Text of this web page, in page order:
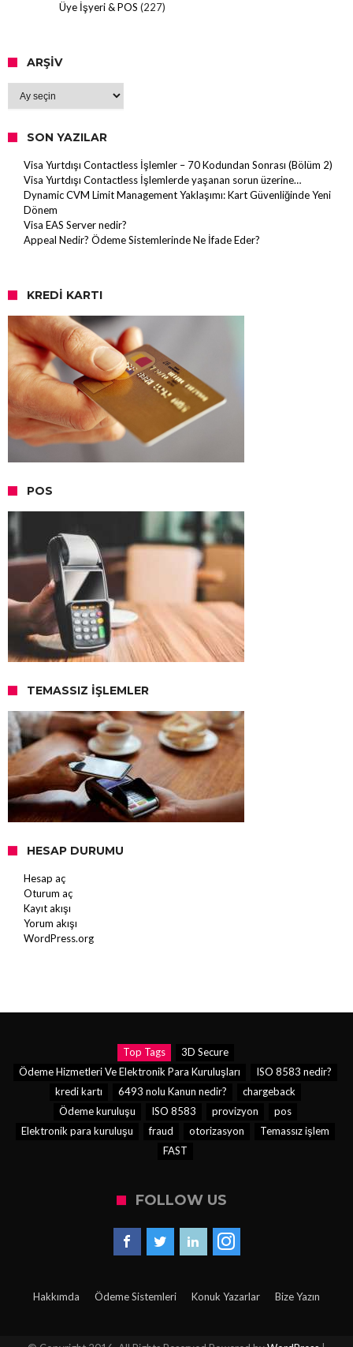
Üye İşyeri & POS (227)
ARŞIV
Arşiv
SON YAZILAR
Visa Yurtdışı Contactless İşlemler – 70 Kodundan Sonrası (Bölüm 2)
Visa Yurtdışı Contactless İşlemlerde yaşanan sorun üzerine…
Dynamic CVM Limit Management Yaklaşımı: Kart Güvenliğinde Yeni
Dönem
Visa EAS Server nedir?
Appeal Nedir? Ödeme Sistemlerinde Ne İfade Eder?
KREDI KARTI
POS
TEMASSIZ İŞLEMLER
HESAP DURUMU
Hesap aç
Oturum aç
Kayıt akışı
Yorum akışı
WordPress.org
Top Tags
3D Secure
Ödeme Hizmetleri Ve Elektronik Para Kuruluşları
ISO 8583 nedir?
kredi kartı
6493 nolu Kanun nedir?
chargeback
Ödeme kuruluşu
ISO 8583 provizyon
pos
Elektronik para kuruluşu
fraud otorizasyon
Temassız işlem
FAST
FOLLOW US
Hakkımda Ödeme Sistemleri Konuk Yazarlar Bize Yazın